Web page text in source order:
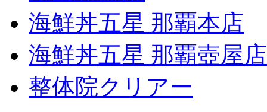
海鮮丼五星 那覇本店
海鮮丼五星 那覇壺屋店
整体院クリアー